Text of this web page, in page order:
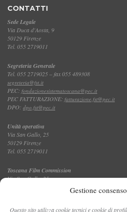
Gestione
Questo sito utilizza cookie tecnici e cookie di
CONTATTI
Sede Legale
Via Duca d'Aosta, 9
50129 Firenze
Tel. 055 2719011
Segreteria Generale
Tel. 055 2719025 – fax 055 489308
segreteria@fst.it
PEC: fondazionesistematoscana@pec.it
PEC FATTURAZIONE: fatturazione.fst@pec.it
DPO: dpo.fst@pec.it
Unità operativa
Via San Gallo, 25
50129 Firenze
Tel. 055 2719011
Toscana Film Commission
Via San Gallo, 25
Tel. 055 2719035 – fax 055 2719027